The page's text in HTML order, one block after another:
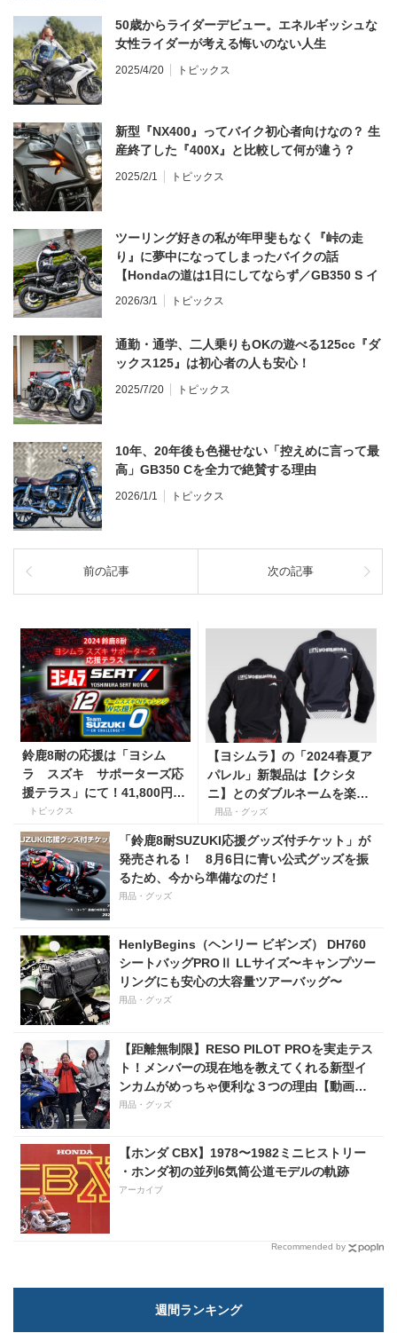
50歳からライダーデビュー。エネルギッシュな
女性ライダーが考える悔いのない人生
2025/4/20 トピックス
新型『NX400』ってバイク初心者向けなの？ 生
産終了した『400X』と比較して何が違う？
2025/2/1 トピックス
ツーリング好きの私が年甲斐もなく『峠の走
り』に夢中になってしまったバイクの話
【Hondaの道は1日にしてならず／GB350 S イ
ンプレ・レビュー 前編】
2026/3/1 トピックス
通勤・通学、二人乗りもOKの遊べる125cc『ダ
ックス125』は初心者の人も安心！
2025/7/20 トピックス
10年、20年後も色褪せない「控えめに言って最
高」GB350 Cを全力で絶賛する理由
2026/1/1 トピックス
前の記事 次の記事
鈴鹿8耐の応援は「ヨシム
ラ スズキ サポーターズ応
援テラス」にて！41,800円で
Tシャツほか特典付き
トピックス
【ヨシムラ】の「2024春夏ア
パレル」新製品は【クシタ
ニ】とのダブルネームを楽し
める！
用品・グッズ
「鈴鹿8耐SUZUKI応援グッズ付チケット」が
発売される！ 8月6日に青い公式グッズを振
るため、今から準備なのだ！
用品・グッズ
HenlyBegins（ヘンリー ビギンズ） DH760
シートバッグPROⅡ LLサイズ〜キャンプツー
リングにも安心の大容量ツアーバッグ〜
用品・グッズ
【距離無制限】RESO PILOT PROを実走テス
ト！メンバーの現在地を教えてくれる新型イ
ンカムがめっちゃ便利な３つの理由【動画付
き】
用品・グッズ
【ホンダ CBX】1978〜1982ミニヒストリー
・ホンダ初の並列6気筒公道モデルの軌跡
アーカイブ
Recommended by
週間ランキング